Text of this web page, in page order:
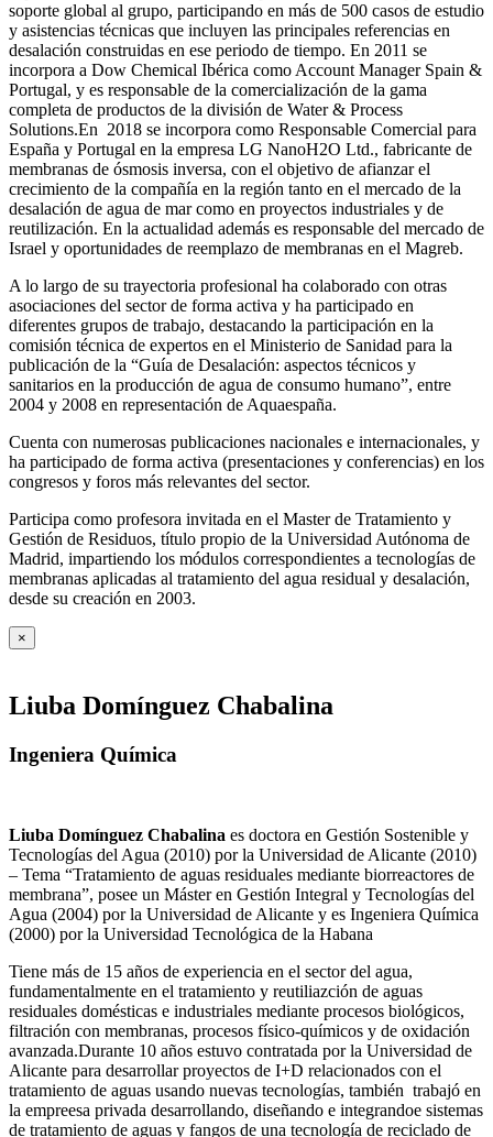
soporte global al grupo, participando en más de 500 casos de estudio
y asistencias técnicas que incluyen las principales referencias en
desalación construidas en ese periodo de tiempo. En 2011 se
incorpora a Dow Chemical Ibérica como Account Manager Spain &
Portugal, y es responsable de la comercialización de la gama
completa de productos de la división de Water & Process
Solutions.En 2018 se incorpora como Responsable Comercial para
España y Portugal en la empresa LG NanoH2O Ltd., fabricante de
membranas de ósmosis inversa, con el objetivo de afianzar el
crecimiento de la compañía en la región tanto en el mercado de la
desalación de agua de mar como en proyectos industriales y de
reutilización. En la actualidad además es responsable del mercado de
Israel y oportunidades de reemplazo de membranas en el Magreb.
A lo largo de su trayectoria profesional ha colaborado con otras
asociaciones del sector de forma activa y ha participado en
diferentes grupos de trabajo, destacando la participación en la
comisión técnica de expertos en el Ministerio de Sanidad para la
publicación de la “Guía de Desalación: aspectos técnicos y
sanitarios en la producción de agua de consumo humano”, entre
2004 y 2008 en representación de Aquaespaña.
Cuenta con numerosas publicaciones nacionales e internacionales, y
ha participado de forma activa (presentaciones y conferencias) en los
congresos y foros más relevantes del sector.
Participa como profesora invitada en el Master de Tratamiento y
Gestión de Residuos, título propio de la Universidad Autónoma de
Madrid, impartiendo los módulos correspondientes a tecnologías de
membranas aplicadas al tratamiento del agua residual y desalación,
desde su creación en 2003.
×
Liuba Domínguez Chabalina
Ingeniera Química
Liuba Domínguez Chabalina es doctora en Gestión Sostenible y
Tecnologías del Agua (2010) por la Universidad de Alicante (2010)
– Tema “Tratamiento de aguas residuales mediante biorreactores de
membrana”, posee un Máster en Gestión Integral y Tecnologías del
Agua (2004) por la Universidad de Alicante y es Ingeniera Química
(2000) por la Universidad Tecnológica de la Habana
Tiene más de 15 años de experiencia en el sector del agua,
fundamentalmente en el tratamiento y reutiliazción de aguas
residuales domésticas e industriales mediante procesos biológicos,
filtración con membranas, procesos físico-químicos y de oxidación
avanzada.Durante 10 años estuvo contratada por la Universidad de
Alicante para desarrollar proyectos de I+D relacionados con el
tratamiento de aguas usando nuevas tecnologías, también trabajó en
la empreesa privada desarrollando, diseñando e integrandoe sistemas
de tratamiento de aguas y fangos de una tecnología de reciclado de